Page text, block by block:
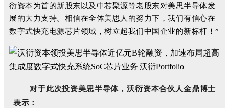
衍资本为首的新股东以及中芯聚源等老股东对美思半导体发
展的大力支持。相信在全体美思人的努力下，我们有信心在
数字式快充电源芯片领域，树立起我们中国企业的新标杆！”
对于此次投资美思半导体 ，沃衍资本合伙人金鼎博士
表示：